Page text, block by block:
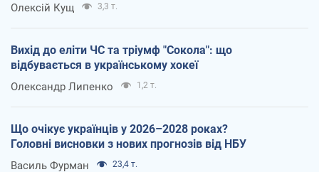
Олексій Кущ 3,3 т.
Вихід до еліти ЧС та тріумф "Сокола": що
відбувається в українському хокеї
Олександр Липенко 1,2 т.
Що очікує українців у 2026–2028 роках?
Головні висновки з нових прогнозів від НБУ
Василь Фурман 23,4 т.